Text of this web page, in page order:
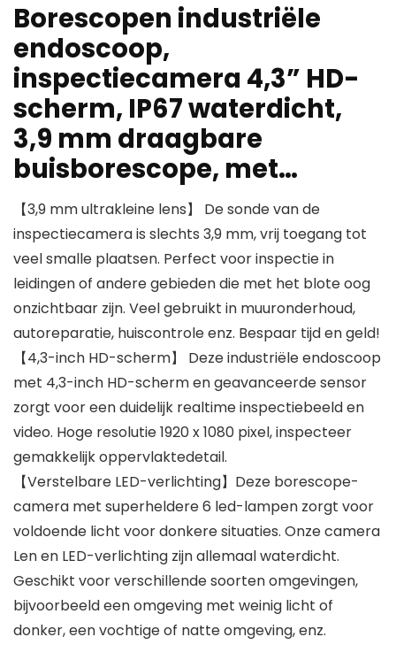
Borescopen industriële
endoscoop,
inspectiecamera 4,3” HD-
scherm, IP67 waterdicht,
3,9 mm draagbare
buisborescope, met…
【3,9 mm ultrakleine lens】 De sonde van de
inspectiecamera is slechts 3,9 mm, vrij toegang tot
veel smalle plaatsen. Perfect voor inspectie in
leidingen of andere gebieden die met het blote oog
onzichtbaar zijn. Veel gebruikt in muuronderhoud,
autoreparatie, huiscontrole enz. Bespaar tijd en geld!
【4,3-inch HD-scherm】 Deze industriële endoscoop
met 4,3-inch HD-scherm en geavanceerde sensor
zorgt voor een duidelijk realtime inspectiebeeld en
video. Hoge resolutie 1920 x 1080 pixel, inspecteer
gemakkelijk oppervlaktedetail.
【Verstelbare LED-verlichting】Deze borescope-
camera met superheldere 6 led-lampen zorgt voor
voldoende licht voor donkere situaties. Onze camera
Len en LED-verlichting zijn allemaal waterdicht.
Geschikt voor verschillende soorten omgevingen,
bijvoorbeeld een omgeving met weinig licht of
donker, een vochtige of natte omgeving, enz.